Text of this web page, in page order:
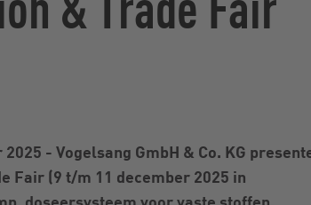
- Vogelsang GmbH & Co. KG
Fair (9 t/m 11 december 2025 in